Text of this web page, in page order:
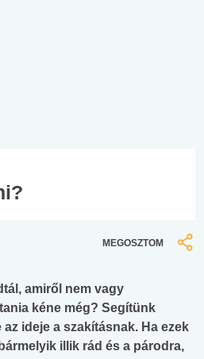
MEGOSZTOM
amiről nem vagy
kéne még? Segítünk
ideje a szakításnak. Ha ezek
illik rád és a párodra,